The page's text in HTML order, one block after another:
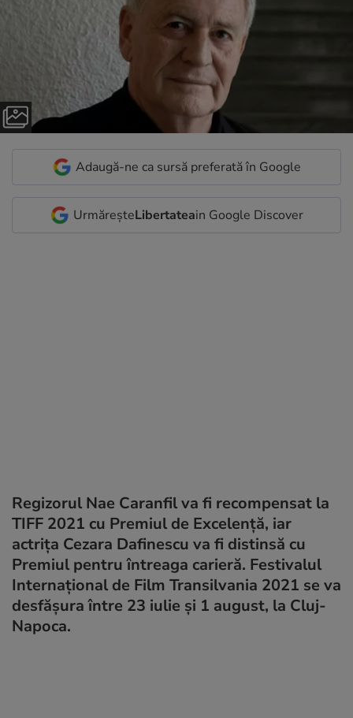
Adaugă-ne ca sursă preferată în Google
UrmăreșteLibertateain Google Discover
Regizorul Nae Caranfil va fi recompensat la
TIFF 2021 cu Premiul de Excelență, iar
actrița Cezara Dafinescu va fi distinsă cu
Premiul pentru întreaga carieră. Festivalul
Internațional de Film Transilvania 2021 se va
desfășura între 23 iulie și 1 august, la Cluj-
Napoca.